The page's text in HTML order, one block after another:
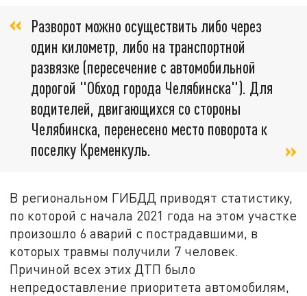
Разворот можно осуществить либо через
один километр, либо на транспортной
развязке (пересечение с автомобильной
дорогой "Обход города Челябинска"). Для
водителей, двигающихся со стороны
Челябинска, перенесено место поворота к
поселку Кременкуль.
В региональном ГИБДД приводят статистику,
по которой с начала 2021 года на этом участке
произошло 6 аварий с пострадавшими, в
которых травмы получили 7 человек.
Причиной всех этих ДТП было
непредоставление приоритета автомобилям,